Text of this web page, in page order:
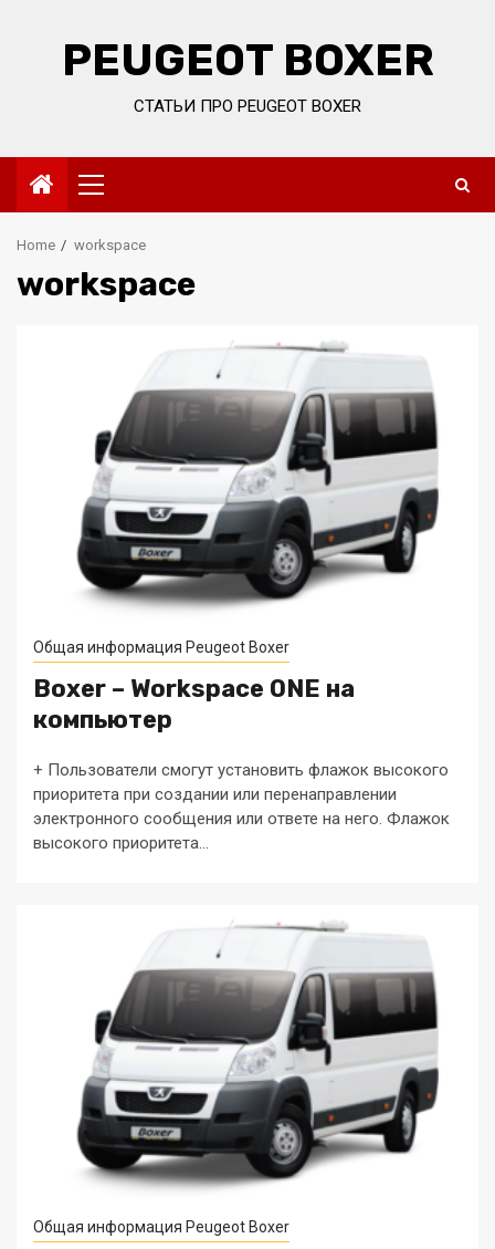
PEUGEOT BOXER
СТАТЬИ ПРО PEUGEOT BOXER
Primary
Menu
Home workspace
workspace
Общая информация Peugeot Boxer
Boxer – Workspace ONE на
компьютер
+ Пользователи смогут установить флажок высокого
приоритета при создании или перенаправлении
электронного сообщения или ответе на него. Флажок
высокого приоритета...
Общая информация Peugeot Boxer